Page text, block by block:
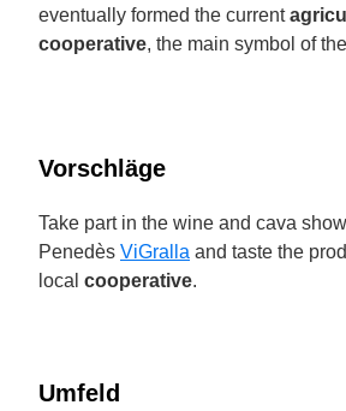
eventually formed the current
cooperative, the main symbol of
Vorschläge
Take part in the wine and cava
Penedès ViGralla and taste the
local cooperative.
Umfeld